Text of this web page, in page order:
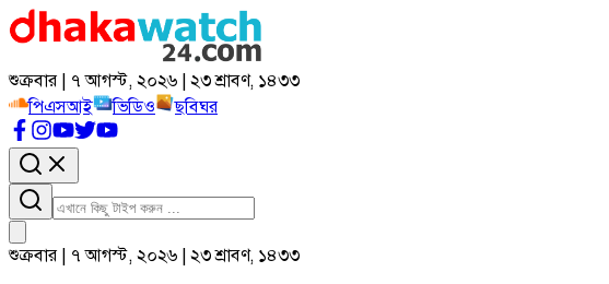
শুক্রবার | ৭ আগস্ট, ২০২৬ | ২৩ শ্রাবণ, ১৪৩৩
পিএসআই
ভিডিও ছবিঘর
শুক্রবার | ৭ আগস্ট, ২০২৬ | ২৩ শ্রাবণ, ১৪৩৩